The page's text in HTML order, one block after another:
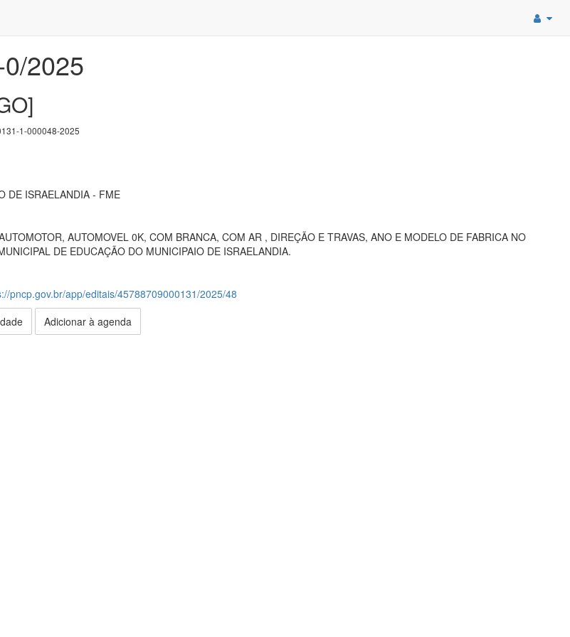
2025
1-000048-2025
DE ISRAELANDIA - FME
AUTOMOVEL 0K, COM BRANCA, COM AR , DIREÇÃO E TRAVAS, ANO E MODELO DE FABRICA NO
DE EDUCAÇÃO DO MUNICIPAIO DE ISRAELANDIA.
pncp.gov.br/app/editais/45788709000131/2025/48
Adicionar à agenda